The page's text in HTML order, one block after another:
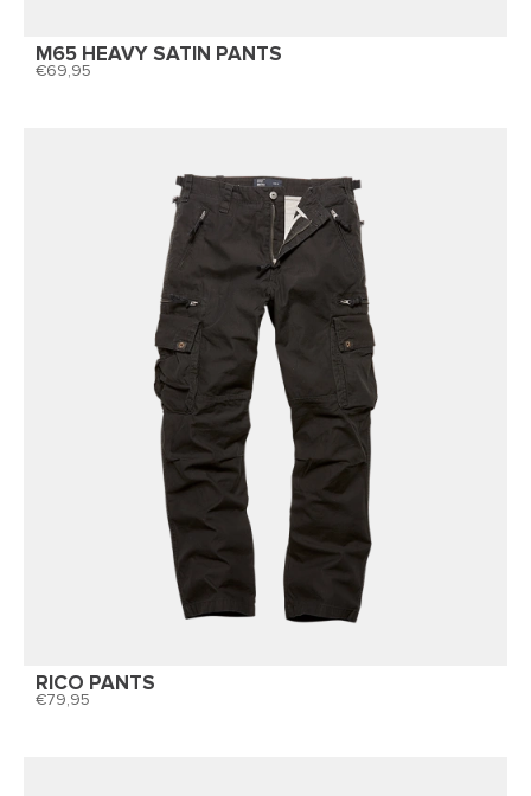
M65 HEAVY SATIN PANTS
69,95
RICO PANTS
79,95